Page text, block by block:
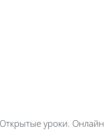
Открытые уроки. Онлайн